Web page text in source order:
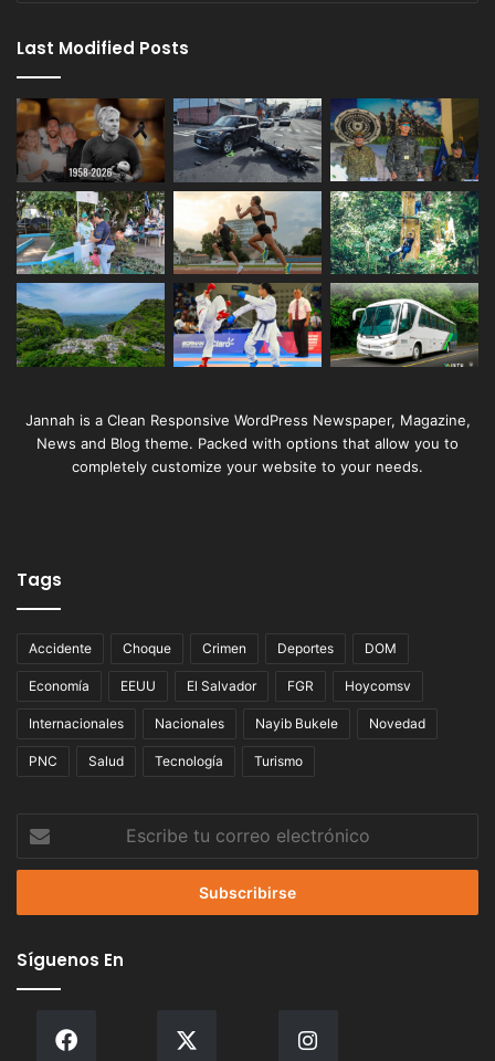
Last Modified Posts
Jannah is a Clean Responsive WordPress Newspaper, Magazine,
News and Blog theme. Packed with options that allow you to
completely customize your website to your needs.
Tags
Accidente Choque Crimen Deportes DOM
Economía EEUU El Salvador FGR Hoycomsv
Internacionales Nacionales Nayib Bukele Novedad
PNC Salud Tecnología Turismo
tu
correo
Síguenos En